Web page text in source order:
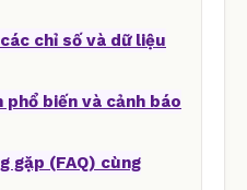
chỉ số và dữ liệu
phổ biến và cảnh báo
gặp (FAQ) cùng